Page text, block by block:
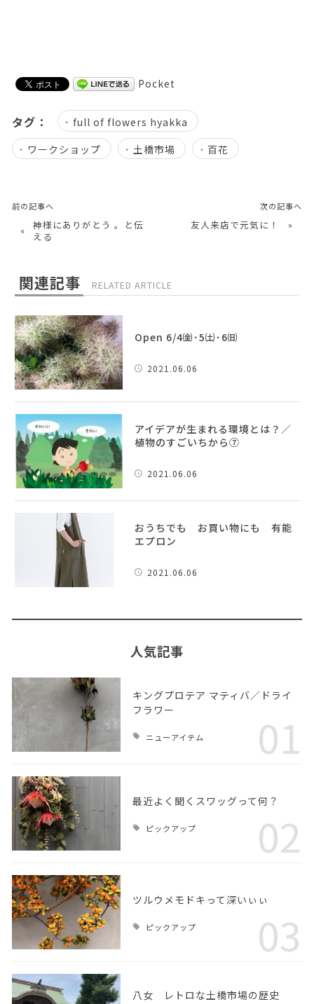
Pocket
タグ：
full of flowers hyakka
ワークショップ
土橋市場 百花
前の記事へ
«
神様にありがとう 。と伝
える
次の記事へ
友人来店で元気に！ »
関連記事 RELATED ARTICLE
Open 6/4㈮･5㈯･6㈰
2021.06.06
アイデアが生まれる環境とは？／
植物のすごいちから⑦
2021.06.06
おうちでも お買い物にも 有能
エプロン
2021.06.06
人気記事
キングプロテア マティバ／ドライ
フラワー
ニューアイテム 01
最近よく聞くスワッグって何？
ピックアップ 02
ツルウメモドキって深いぃぃ
ピックアップ 03
八女 レトロな土橋市場の歴史